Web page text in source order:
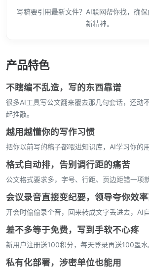
写稿要引用最新文件？AI联网帮你找，确
新精神。
产品特色
不瞎编不乱造，写的东西靠谱
很多AI工具写公文翻来覆去那几句套话，还动
起推敲。
越用越懂你的写作习惯
把你以前写的稿子都喂进知识库，AI学习你的
格式自动排，告别调行距的痛苦
公文格式要求多，字号、行距、页边距错一项
会议录音直接变纪要，领导夸你效
开会时偷偷录个音，回来转成文字丢进去，AI
差不多等于免费，写到手软不心疼
新用户注册送100积分，每天登录再送100墨
私有化部署，涉密单位也能用